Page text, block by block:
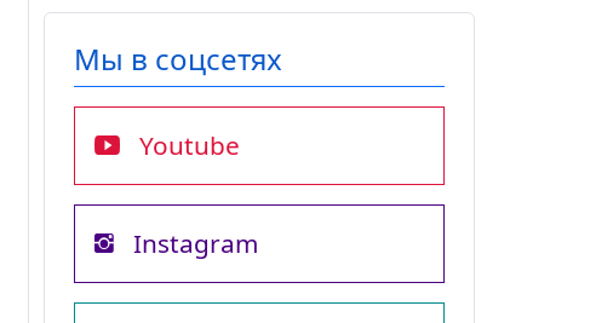
Мы в соцсетях
Youtube
Instagram